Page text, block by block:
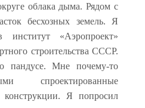
облака дыма. Рядом с
бесхозных земель. Я
«Аэропроект»
строительства СССР.
пандусе. Мне почему-то
спроектированные
Я попросил